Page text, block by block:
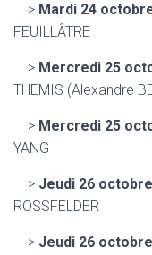
> Mardi 24
FEUILLÂTRE
> Mercredi 25
THEMIS (Alexandre
> Mercredi 25
YANG
> Jeudi 26
ROSSFELDER
> Jeudi 26